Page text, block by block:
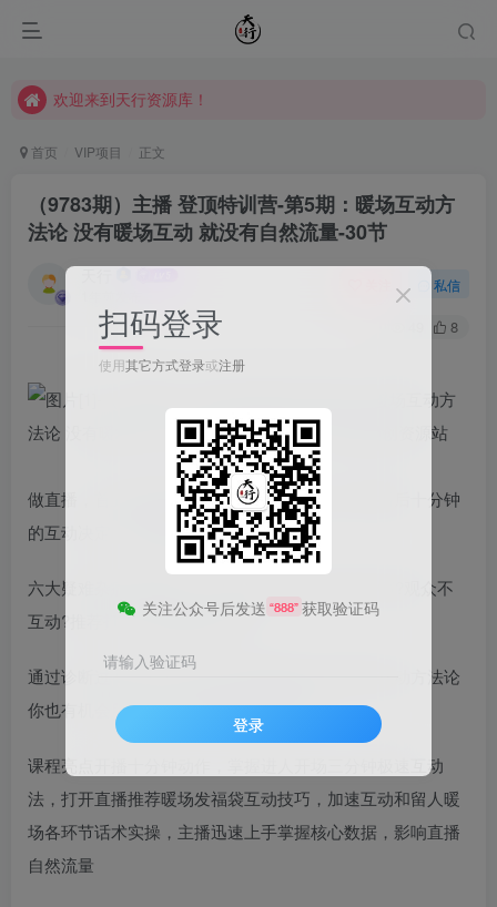
欢迎来到天行资源库！
首页 VIP项目 正文
（9783期）主播 登顶特训营-第5期：暖场互动方
法论 没有暖场互动 就没有自然流量-30节
私信
8
做直播，首先要会暖场做暖场，核心要会互动开播后十分钟
的互动决定一场直播的推荐流量
六大疑难杂症开播进人少?主播没话说?流程搞不懂?观众不
互动?推荐打不开?数据看不懂?
通过诊断过 5000+不同行业主播直播间沉淀暖场互动方法论
你也有机会用互动打开直播间自然流量!
课程亮点开播十分钟动作，掌握进人开场三分钟极速互动
法，打开直播推荐暖场发福袋互动技巧，加速互动和留人暖
场各环节话术实操，主播迅速上手掌握核心数据，影响直播
自然流量
扫码登录
使用其它方式登录或注册
关注公众号后发送 “888” 获取验证码
请输入验证码
登录